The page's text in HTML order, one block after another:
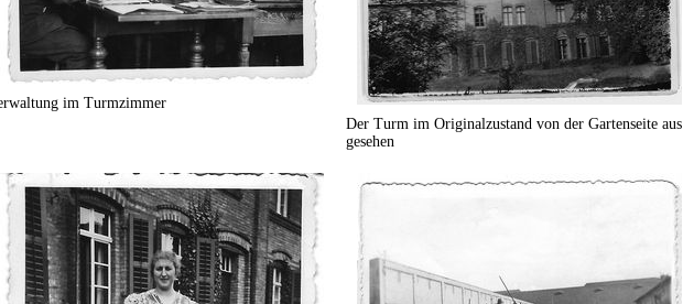
im Turmzimmer
Der Turm im Originalzustand von der Gartenseite aus
gesehen